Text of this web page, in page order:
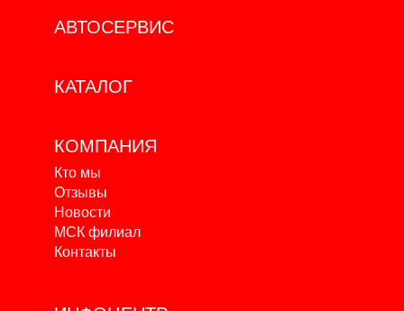
АВТОСЕРВИС
КАТАЛОГ
КОМПАНИЯ
Кто мы
Отзывы
Новости
МСК филиал
Контакты